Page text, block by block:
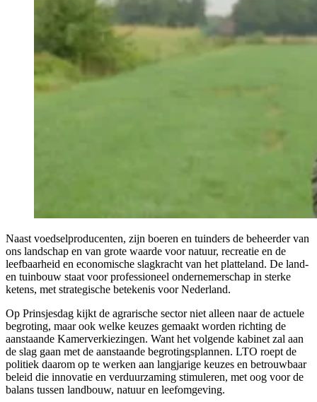
Naast voedselproducenten, zijn boeren en tuinders de beheerder van
ons landschap en van grote waarde voor natuur, recreatie en de
leefbaarheid en economische slagkracht van het platteland. De land-
en tuinbouw staat voor professioneel ondernemerschap in sterke
ketens, met strategische betekenis voor Nederland.
Op Prinsjesdag kijkt de agrarische sector niet alleen naar de actuele
begroting, maar ook welke keuzes gemaakt worden richting de
aanstaande Kamerverkiezingen. Want het volgende kabinet zal aan
de slag gaan met de aanstaande begrotingsplannen. LTO roept de
politiek daarom op te werken aan langjarige keuzes en betrouwbaar
beleid die innovatie en verduurzaming stimuleren, met oog voor de
balans tussen landbouw, natuur en leefomgeving.